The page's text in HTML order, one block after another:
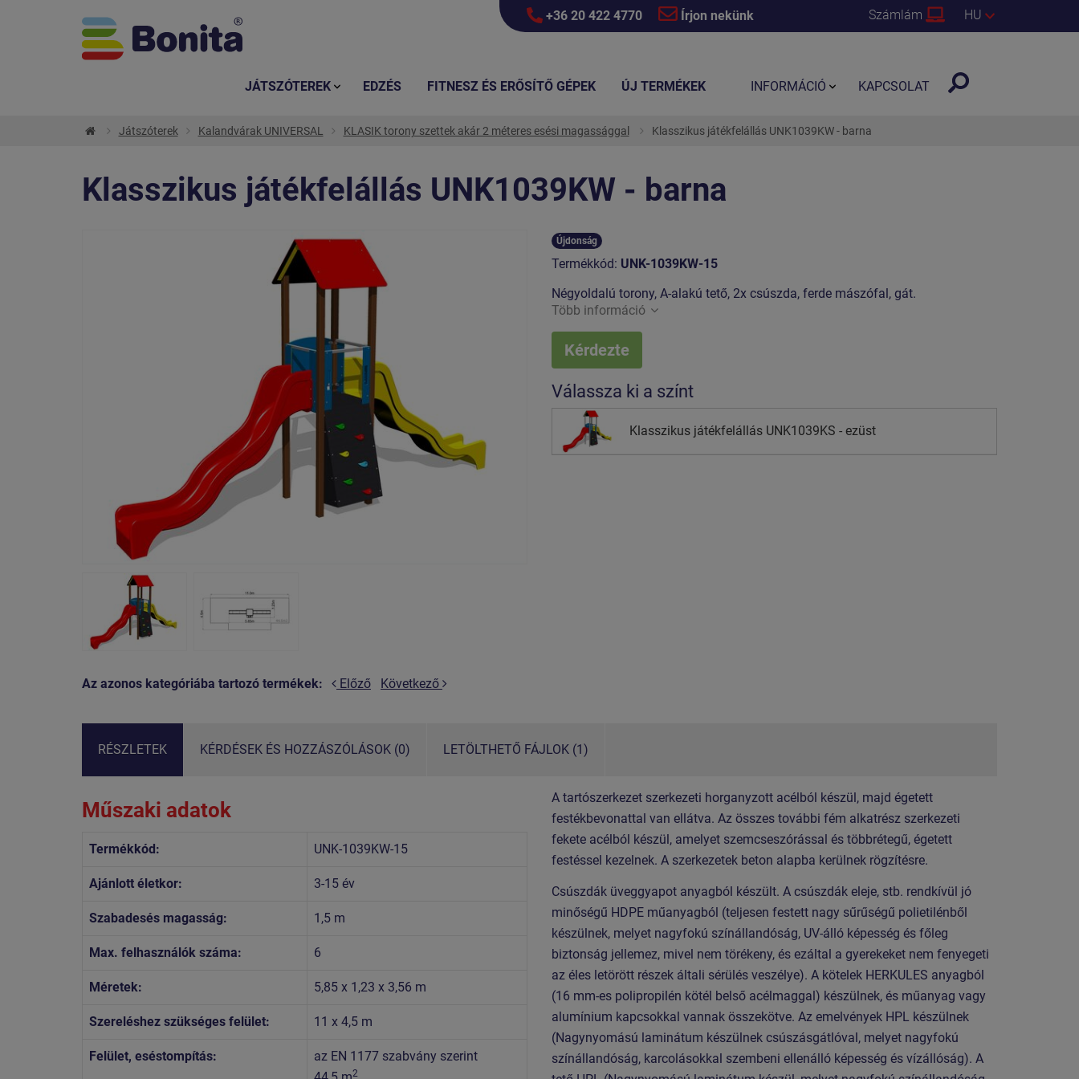
+36 20 422 4770 Írjon nekünk Számlám HU
Játszóterek Kalandvárak UNIVERSAL KLASIK torony szettek akár 2 méteres esési magassággal Klasszikus játékfelállás UNK1039KW - barna
Klasszikus játékfelállás UNK1039KW - barna
Az azonos kategóriába tartozó termékek: Előző Következő
Újdonság
Termékkód: UNK-1039KW-15
Négyoldalú torony, A-alakú tető, 2x csúszda, ferde mászófal, gát.
Több információ
Kérdezte
Válassza ki a színt
Klasszikus játékfelállás UNK1039KS - ezüst
RÉSZLETEK KÉRDÉSEK ÉS HOZZÁSZÓLÁSOK (0) LETÖLTHETŐ FÁJLOK (1)
Műszaki adatok
Termékkód: UNK-1039KW-15
Ajánlott életkor: 3-15 év
Szabadesés magasság: 1,5 m
Max. felhasználók száma: 6
Méretek: 5,85 x 1,23 x 3,56 m
Szereléshez szükséges felület: 11 x 4,5 m
Felület, eséstompítás:
az EN 1177 szabvány szerint
2
A tartószerkezet szerkezeti horganyzott acélból készül, majd égetett
festékbevonattal van ellátva. Az összes további fém alkatrész szerkezeti
fekete acélból készül, amelyet szemcseszórással és többrétegű, égetett
festéssel kezelnek. A szerkezetek beton alapba kerülnek rögzítésre.
Csúszdák üveggyapot anyagból készült. A csúszdák eleje, stb. rendkívül jó
minőségű HDPE műanyagból (teljesen festett nagy sűrűségű polietilénből
készülnek, melyet nagyfokú színállandóság, UV-álló képesség és főleg
biztonság jellemez, mivel nem törékeny, és ezáltal a gyerekeket nem fenyegeti
az éles letörött részek általi sérülés veszélye). A kötelek HERKULES anyagból
(16 mm-es polipropilén kötél belső acélmaggal) készülnek, és műanyag vagy
alumínium kapcsokkal vannak összekötve. Az emelvények HPL készülnek
(Nagynyomású laminátum készülnek csúszásgátlóval, melyet nagyfokú
színállandóság, karcolásokkal szembeni ellenálló képesség és vízállóság). A
JÁTSZÓTEREK EDZÉS FITNESZ ÉS ERŐSÍTŐ GÉPEK ÚJ TERMÉKEK INFORMÁCIÓ KAPCSOLAT